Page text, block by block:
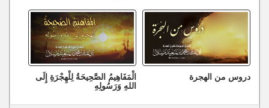
دروس من الهجرة الْمَفَاهِيمُ الصَّحِيحَةُ لِلْهِجْرَةِ إِلَى
اللهِ وَرَسُولِهِ